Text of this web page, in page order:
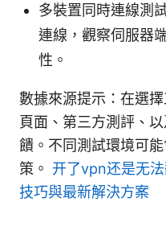
多裝置同時連線測
連線，觀察伺服器
性。
數據來源提示：在選
頁面、第三方測評、
饋。不同測試環境可
策。 开了vpn还是无
技巧與最新解決方案